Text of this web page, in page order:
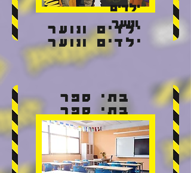
ילדים ונוער
ילדים ונוער
ילדים
ונוער
בתי ספר
בתי ספר